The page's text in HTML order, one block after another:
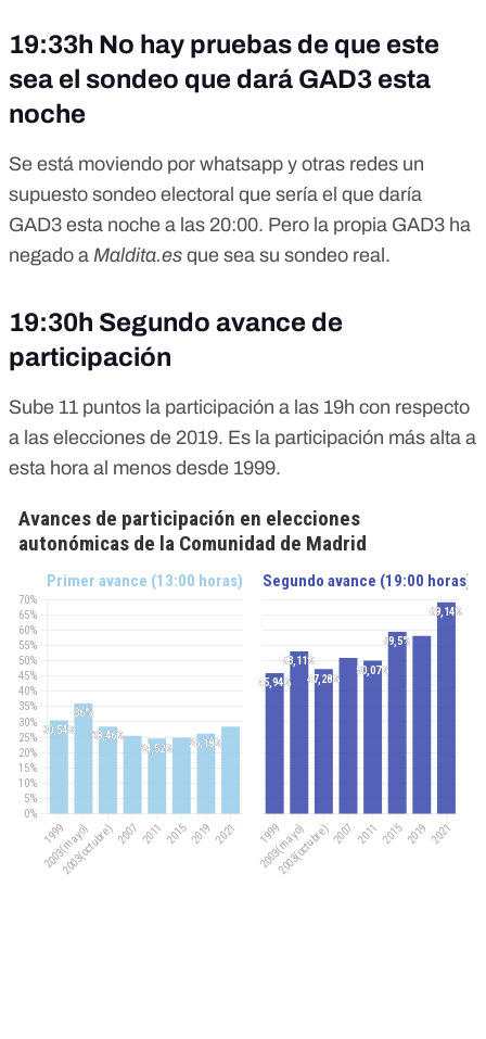
19:33h No hay pruebas de que este
sea el sondeo que dará GAD3 esta
noche
Se está moviendo por whatsapp y otras redes un
supuesto sondeo electoral que sería el que daría
GAD3 esta noche a las 20:00. Pero la propia GAD3 ha
negado a Maldita.es que sea su sondeo real .
19:30h Segundo avance de
participación
Sube 11 puntos la participación a las 19h con respecto
a las elecciones de 2019. Es la participación más alta a
esta hora al menos desde 1999.